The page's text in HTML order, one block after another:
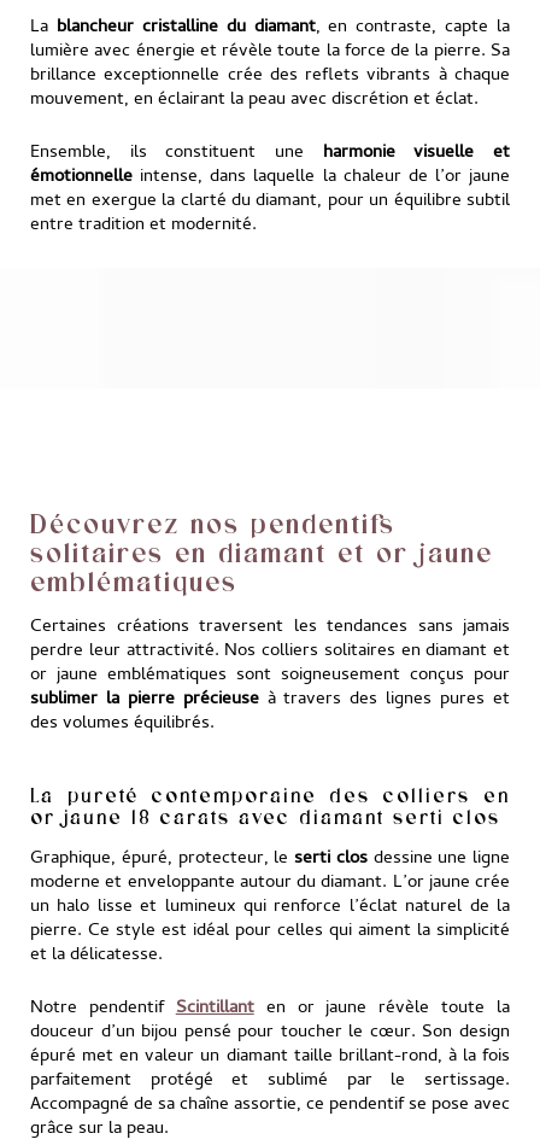
La blancheur cristalline du diamant, en contraste, capte la
lumière avec énergie et révèle toute la force de la pierre. Sa
brillance exceptionnelle crée des reflets vibrants à chaque
mouvement, en éclairant la peau avec discrétion et éclat.
Ensemble, ils constituent une harmonie visuelle et
émotionnelle intense, dans laquelle la chaleur de l’or jaune
met en exergue la clarté du diamant, pour un équilibre subtil
entre tradition et modernité.
Découvrez nos pendentifs
solitaires en diamant et or jaune
emblématiques
Certaines créations traversent les tendances sans jamais
perdre leur attractivité. Nos colliers solitaires en diamant et
or jaune emblématiques sont soigneusement conçus pour
sublimer la pierre précieuseà travers des lignes pures et
des volumes équilibrés.
La pureté contemporaine des colliers en
or jaune 18 carats avec diamant serti clos
Graphique, épuré, protecteur, le serti closdessine une ligne
moderne et enveloppante autour du diamant. L’or jaune crée
un halo lisse et lumineux qui renforce l’éclat naturel de la
pierre. Ce style est idéal pour celles qui aiment la simplicité
et la délicatesse.
Notre pendentifScintillanten or jaune révèle toute la
douceur d’un bijou pensé pour toucher le cœur. Son design
épuré met en valeur un diamant taille brillant-rond, à la fois
parfaitement protégé et sublimé par le sertissage.
Accompagné de sa chaîne assortie, ce pendentif se pose avec
grâce sur la peau.